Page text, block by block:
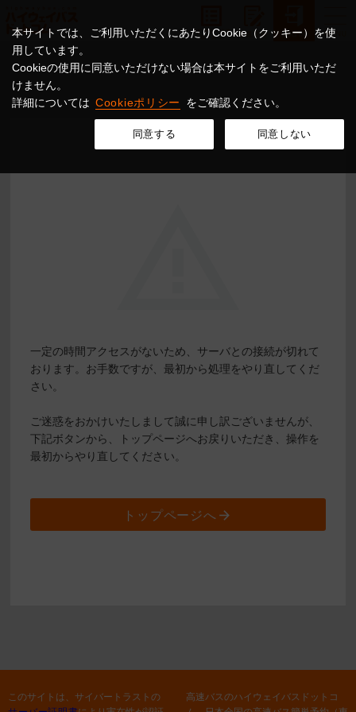
本サイトでは、ご利用いただくにあたりCookie（クッキー）を使
用しています。
Cookieの使用に同意いただけない場合は本サイトをご利用いただ
けません。
詳細については Cookieポリシー をご確認ください。
同意する 同意しない
一定の時間アクセスがないため、サーバとの接続が切れて
おります。お手数ですが、最初から処理をやり直してくだ
さい。
ご迷惑をおかけいたしまして誠に申し訳ございませんが、
下記ボタンから、トップページへお戻りいただき、操作を
最初からやり直してください。
トップページへ
このサイトは、サイバートラストの
高速バスのハイウェイバスドットコ